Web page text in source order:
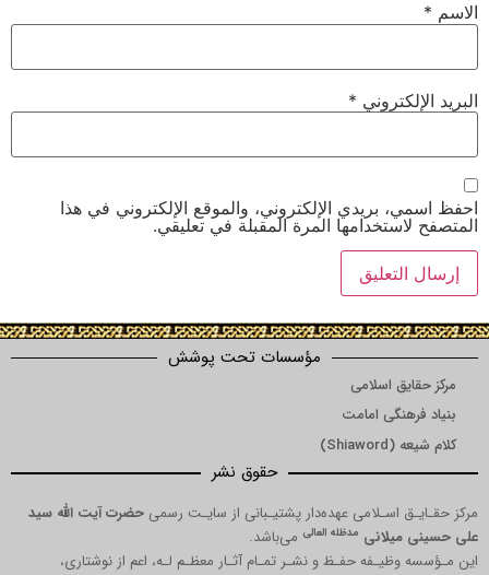
الاسم *
البريد الإلكتروني *
احفظ اسمي، بريدي الإلكتروني، والموقع الإلكتروني في هذا
المتصفح لاستخدامها المرة المقبلة في تعليقي.
مؤسسات تحت پوشش
مرکز حقایق اسلامی
بنیاد فرهنگی امامت
کلام شیعه (Shiaword)
حقوق نشر
مرکز حقـایـق اسـلامی عهده‌دار پشتیـبانی از سایـت رسمی حضرت آیت الله سید
علی حسینی میلانی مدظله العالی می‌باشد.
این مـؤسسه وظیـفه حفـظ و نشـر تمـام آثـار معظـم لـه، اعم از نوشتاری،